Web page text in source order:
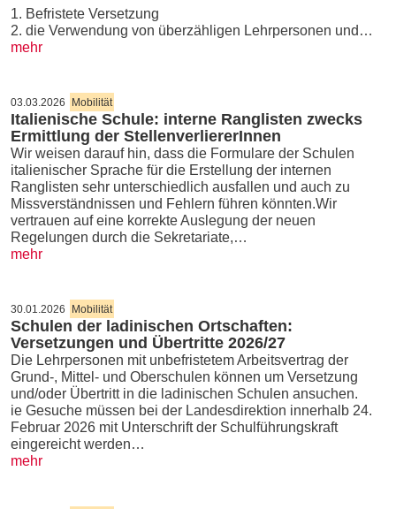
1. Befristete Versetzung
2. die Verwendung von überzähligen Lehrpersonen und…
mehr
03.03.2026 Mobilität
Italienische Schule: interne Ranglisten zwecks
Ermittlung der StellenverliererInnen
Wir weisen darauf hin, dass die Formulare der Schulen
italienischer Sprache für die Erstellung der internen
Ranglisten sehr unterschiedlich ausfallen und auch zu
Missverständnissen und Fehlern führen könnten.Wir
vertrauen auf eine korrekte Auslegung der neuen
Regelungen durch die Sekretariate,…
mehr
30.01.2026 Mobilität
Schulen der ladinischen Ortschaften:
Versetzungen und Übertritte 2026/27
Die Lehrpersonen mit unbefristetem Arbeitsvertrag der
Grund-, Mittel- und Oberschulen können um Versetzung
und/oder Übertritt in die ladinischen Schulen ansuchen.
ie Gesuche müssen bei der Landesdirektion innerhalb 24.
Februar 2026 mit Unterschrift der Schulführungskraft
eingereicht werden…
mehr